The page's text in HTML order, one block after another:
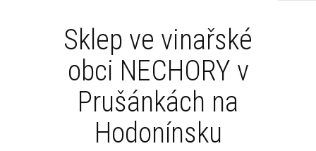
Sklep ve vinařské
obci NECHORY v
Prušánkách na
Hodonínsku